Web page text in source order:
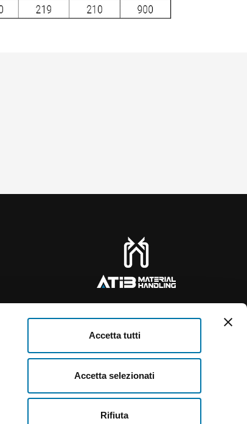
Accetta tutti
Accetta selezionati
Rifiuta